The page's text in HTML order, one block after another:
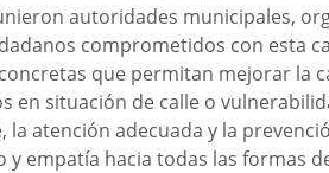
autoridades municipales,
comprometidos con esta
que permitan mejorar la
en situación de calle o
la atención adecuada y la
empatía hacia todas las formas